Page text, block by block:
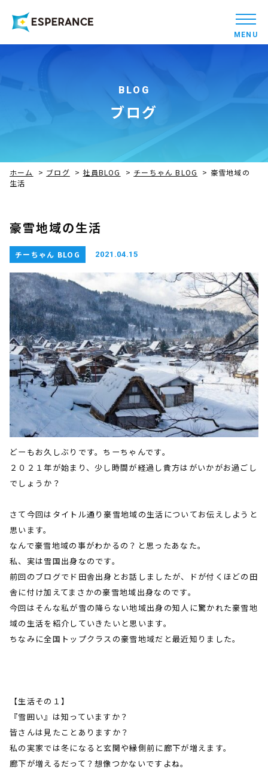
MENU
BLOG
ブログ
ホーム > ブログ > 社員BLOG > チーちゃん BLOG > 豪雪地域の
生活
豪雪地域の生活
チーちゃん BLOG 2021.04.15
どーもお久しぶりです。ちーちゃんです。
２０２１年が始まり、少し時間が経過し貴方はがいかがお過ごし
でしょうか？
さて今回はタイトル通り豪雪地域の生活についてお伝えしようと
思います。
なんで豪雪地域の事がわかるの？と思ったあなた。
私、実は雪国出身なのです。
前回のブログでド田舎出身とお話しましたが、ドが付くほどの田
舎に付け加えてまさかの豪雪地域出身なのです。
今回はそんな私が雪の降らない地域出身の知人に驚かれた豪雪地
域の生活を紹介していきたいと思います。
ちなみに全国トップクラスの豪雪地域だと最近知りました。
【生活その１】
『雪囲い』は知っていますか？
皆さんは見たことありますか？
私の実家では冬になると玄関や縁側前に廊下が増えます。
廊下が増えるだって？想像つかないですよね。